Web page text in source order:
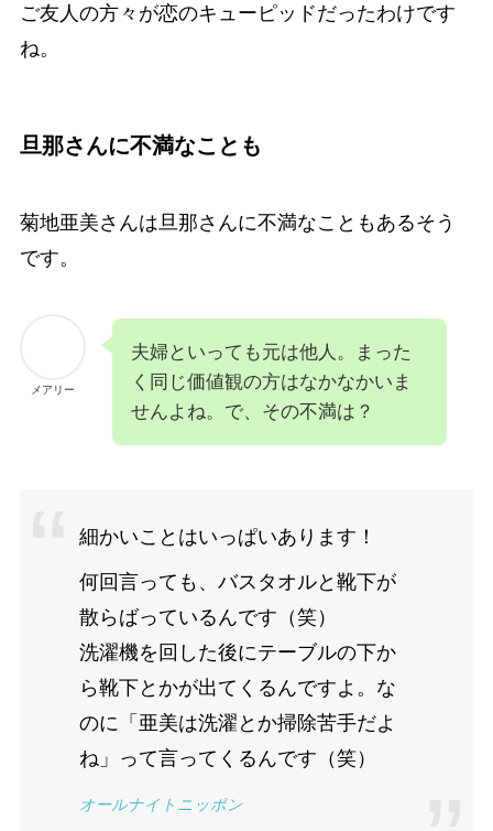
ご友人の方々が恋のキューピッドだったわけです
ね。
旦那さんに不満なことも
菊地亜美さんは旦那さんに不満なこともあるそう
です。
メアリー
夫婦といっても元は他人。まった
く同じ価値観の方はなかなかいま
せんよね。で、その不満は？
細かいことはいっぱいあります！
何回言っても、バスタオルと靴下が
散らばっているんです（笑）
洗濯機を回した後にテーブルの下か
ら靴下とかが出てくるんですよ。な
のに「亜美は洗濯とか掃除苦手だよ
ね」って言ってくるんです（笑）
オールナイトニッポン